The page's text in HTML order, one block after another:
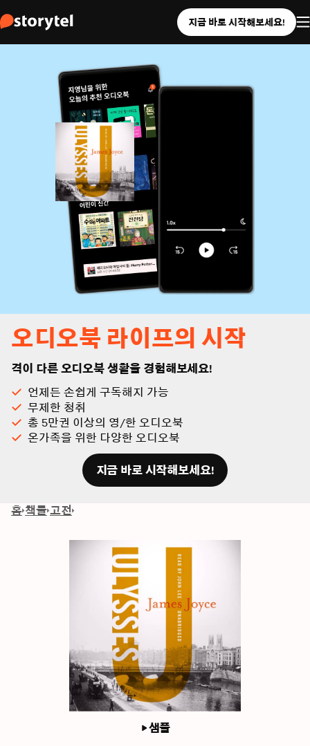
지금 바로 시작해보세요!
오디오북 라이프의 시작
격이 다른 오디오북 생활을 경험해보세요!
언제든 손쉽게 구독해지 가능
무제한 청취
총 5만권 이상의 영/한 오디오북
온가족을 위한 다양한 오디오북
지금 바로 시작해보세요!
홈 책들 고전
샘플